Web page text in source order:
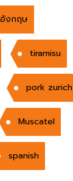
งกฤษ
tiramisu
pork zurich
Muscatel
spanish